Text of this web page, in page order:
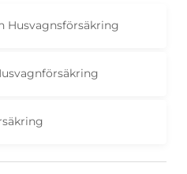
Husvagnsförsäkring